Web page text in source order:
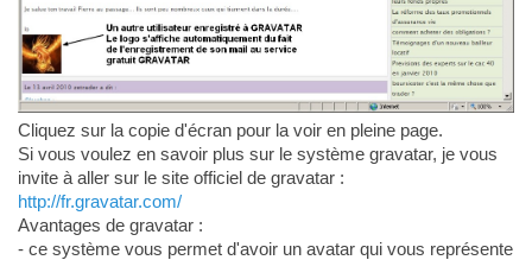
Cliquez sur la copie d'écran pour la voir en pleine page.
Si vous voulez en savoir plus sur le système gravatar, je vous
invite à aller sur le site officiel de gravatar :
http://fr.gravatar.com/
Avantages de gravatar :
- ce système vous permet d'avoir un avatar qui vous représente